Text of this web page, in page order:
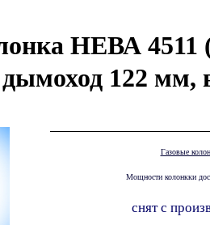
НЕВА 4511
122 мм,
Газовые
Мощности колонкки
снят с